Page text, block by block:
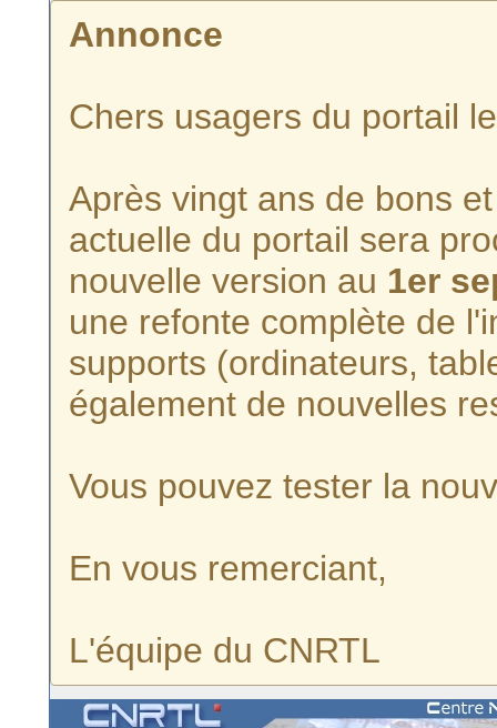
Annonce
Chers usagers du portail
Après vingt ans de bons
actuelle du portail sera
nouvelle version au 1er
une refonte complète de
supports (ordinateurs,
également de nouvelles
Vous pouvez tester la
En vous remerciant,
L'équipe du CNRTL